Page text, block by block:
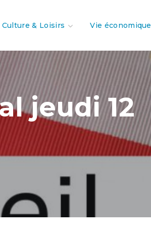
Culture & Loisirs Vie économique
jeudi 12